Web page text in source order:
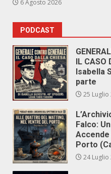
6 Agosto 2026
PODCAST
IL CASO
Isabella
parte
25 Luglio
Falco:
Porto
24 Luglio